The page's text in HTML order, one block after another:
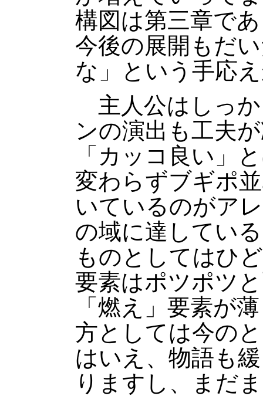
構図は第三章で
今後の展開もだ
な」という手応
主人公はしっか
ンの演出も工夫
「カッコ良い」
変わらずブギポ
いているのがア
の域に達してい
ものとしてはひ
要素はポツポツ
「燃え」要素が
方としては今の
はいえ、物語も
りますし、まだ